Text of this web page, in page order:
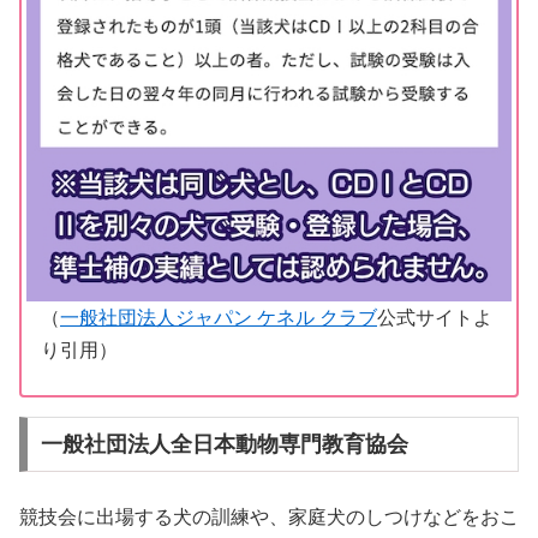
（一般社団法人ジャパン ケネル クラブ公式サイトよ
り引用）
一般社団法人全日本動物専門教育協会
競技会に出場する犬の訓練や、家庭犬のしつけなどをおこ